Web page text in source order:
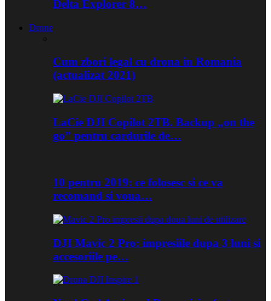
Delta Explorer 8…
Drone
Cum zbori legal cu drona in Romania
(actualizat 2021)
LaCie DJI Copilot 2TB. Backup „on the
go” pentru cardurile de…
10 pentru 2019: ce folosesc si ce va
recomand si voua…
DJI Mavic 2 Pro: impresiile dupa 3 luni si
accesoriile pe…